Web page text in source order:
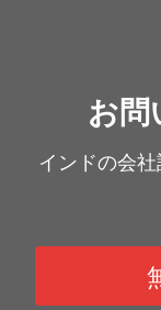
お問
インドの会